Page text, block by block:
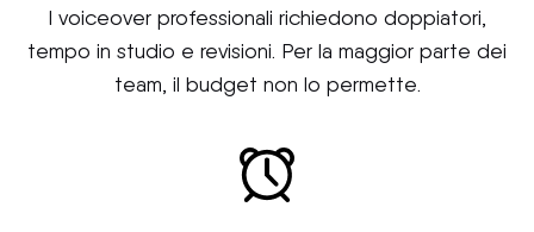
I voiceover professionali richiedono doppiatori,
tempo in studio e revisioni. Per la maggior parte dei
team, il budget non lo permette.